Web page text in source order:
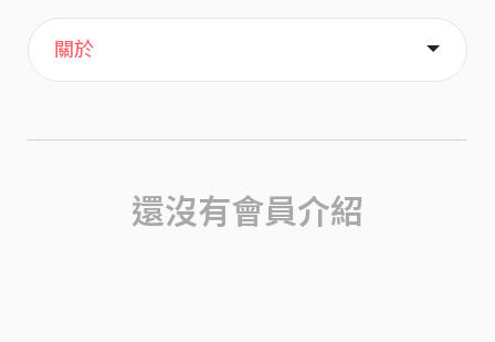
主頁
喜歡
關於
還沒有會員介紹